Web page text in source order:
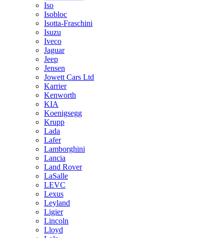
Iso
Isobloc
Isotta-Fraschini
Isuzu
Iveco
Jaguar
Jeep
Jensen
Jowett Cars Ltd
Karrier
Kenworth
KIA
Koenigsegg
Krupp
Lada
Lafer
Lamborghini
Lancia
Land Rover
LaSalle
LEVC
Lexus
Leyland
Ligier
Lincoln
Lloyd